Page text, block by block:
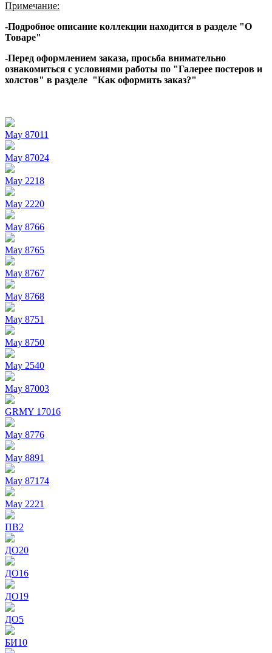
Примечание:
-Подробное описание коллекции находится в разделе "О
Товаре"
-Перед оформлением заказа, просьба внимательно
ознакомиться с условиями работы по "Галерее постеров и
холстов" в разделе "Как оформить заказ?"
May 87011
May 87024
May 2218
May 2220
May 8766
May 8765
May 8767
May 8768
May 8751
May 8750
May 2540
May 87003
GRMY 17016
May 8776
May 8891
May 87174
May 2221
ПВ2
ДО20
ДО16
ДО19
ДО5
БИ10